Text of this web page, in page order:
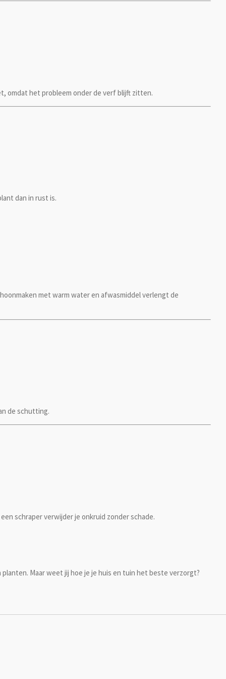
omdat het probleem onder de verf blijft zitten.
dan in rust is.
met warm water en afwasmiddel verlengt de
de schutting.
schraper verwijder je onkruid zonder schade.
Maar weet jij hoe je je huis en tuin het beste verzorgt?